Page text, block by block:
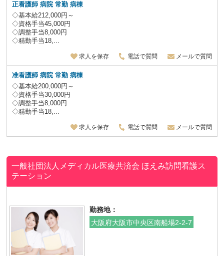
正看護師 病院 常勤 病棟
◇基本給212,000円～
◇資格手当45,000円
◇調整手当8,000円
◇精勤手当18,...
求人を保存 電話で質問 メールで質問
准看護師 病院 常勤 病棟
◇基本給200,000円～
◇資格手当30,000円
◇調整手当8,000円
◇精勤手当18,...
求人を保存 電話で質問 メールで質問
一般社団法人メディカル医療共済会 ほえみ訪問看護ス
テーション
勤務地：
大阪府大阪市中央区南船場2-2-7